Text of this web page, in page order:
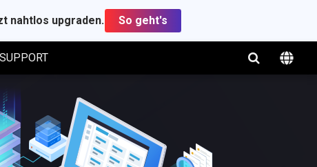
nahtlos upgraden. So geht's
SUPPORT